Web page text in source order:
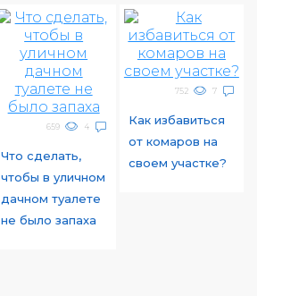
659 4
Что сделать,
чтобы в уличном
дачном туалете
не было запаха
752 7
Как избавиться
от комаров на
своем участке?